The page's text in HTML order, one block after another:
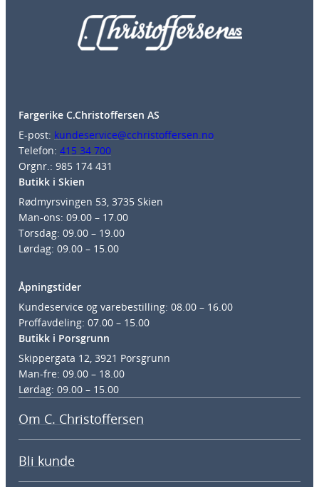
Fargerike C.Christoffersen AS
E-post: kundeservice@cchristoffersen.no
Telefon: 415 34 700
Orgnr.: 985 174 431
Butikk i Skien
Rødmyrsvingen 53, 3735 Skien
Man-ons: 09.00 – 17.00
Torsdag: 09.00 – 19.00
Lørdag: 09.00 – 15.00
Åpningstider
Kundeservice og varebestilling: 08.00 – 16.00
Proffavdeling: 07.00 – 15.00
Butikk i Porsgrunn
Skippergata 12, 3921 Porsgrunn
Man-fre: 09.00 – 18.00
Lørdag: 09.00 – 15.00
Om C. Christoffersen
Bli kunde